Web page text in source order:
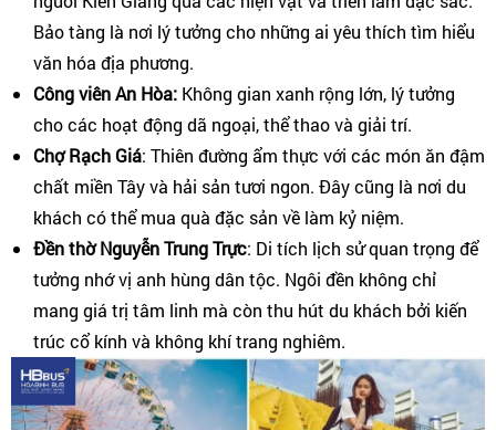
Bảo tàng là nơi lý tưởng cho những ai yêu thích tìm hiểu
văn hóa địa phương.
Công viên An Hòa: Không gian xanh rộng lớn, lý tưởng
cho các hoạt động dã ngoại, thể thao và giải trí.
Chợ Rạch Giá: Thiên đường ẩm thực với các món ăn đậm
chất miền Tây và hải sản tươi ngon. Đây cũng là nơi du
khách có thể mua quà đặc sản về làm kỷ niệm.
Đền thờ Nguyễn Trung Trực: Di tích lịch sử quan trọng để
tưởng nhớ vị anh hùng dân tộc. Ngôi đền không chỉ
mang giá trị tâm linh mà còn thu hút du khách bởi kiến
trúc cổ kính và không khí trang nghiêm.